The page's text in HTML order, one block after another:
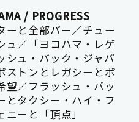
/ PROGRESS
ーと全部パー／チュー
ュ／「ヨコハマ・レゲ
シュ・バック・ジャパ
ストンとレガシーとボ
望／フラッシュ・バッ
とタクシー・ハイ・フ
ーと「頂点」